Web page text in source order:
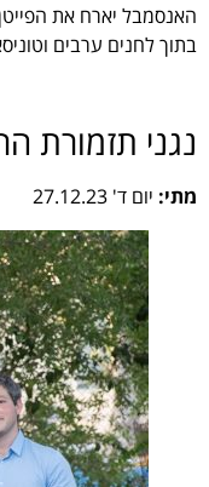
האנסמבל יארח את
בתוך לחנים ערבים
נגני תזמורת
מתי: יום ד' 27.12.23